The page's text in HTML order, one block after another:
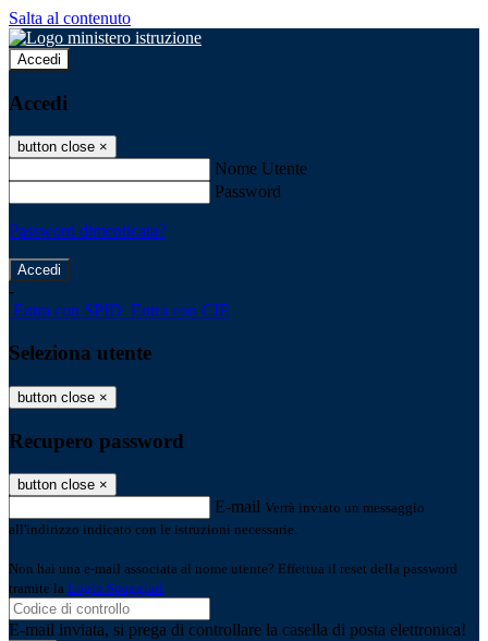
Salta al contenuto
Accedi
Accedi
button close ×
Nome Utente
Password
Password dimenticata?
-
Entra con SPID Entra con CIE
Seleziona utente
button close ×
Recupero password
button close ×
E-mail Verrà inviato un messaggio
all'indirizzo indicato con le istruzioni necessarie.
Non hai una e-mail associata al nome utente? Effettua il reset della password
tramite la Login Spaggiari
E-mail inviata, si prega di controllare la casella di posta elettronica!